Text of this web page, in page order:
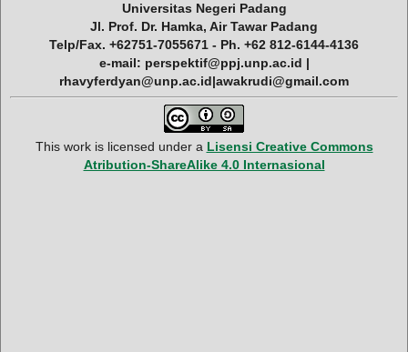
Universitas Negeri Padang
Jl. Prof. Dr. Hamka, Air Tawar Padang
Telp/Fax. +62751-7055671 - Ph. +62 812-6144-4136
e-mail: perspektif@ppj.unp.ac.id |
rhavyferdyan@unp.ac.id|awakrudi@gmail.com
This work is licensed under a Lisensi Creative Commons
Atribution-ShareAlike 4.0 Internasional